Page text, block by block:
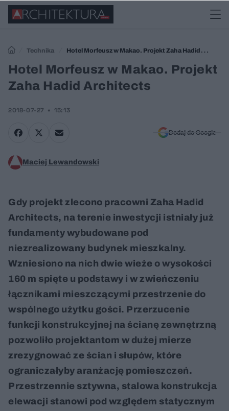
Technika
Hotel Morfeusz w Makao. Projekt Zaha Hadid
Architects
Hotel Morfeusz w Makao. Projekt
Zaha Hadid Architects
2018-07-27 15:13
Dodaj do Google
Maciej Lewandowski
Gdy projekt zlecono pracowni Zaha Hadid
Architects, na terenie inwestycji istniały już
fundamenty wybudowane pod
niezrealizowany budynek mieszkalny.
Wzniesiono na nich dwie wieże o wysokości
160 m spięte u podstawy i w zwieńczeniu
łącznikami mieszczącymi przestrzenie do
wspólnego użytku gości. Przerzucenie
funkcji konstrukcyjnej na ścianę zewnętrzną
pozwoliło projektantom w dużej mierze
zrezygnować ze ścian i słupów, które
ograniczałyby aranżację pomieszczeń.
Przestrzennie sztywna, stalowa konstrukcja
elewacji stanowi pod względem statycznym